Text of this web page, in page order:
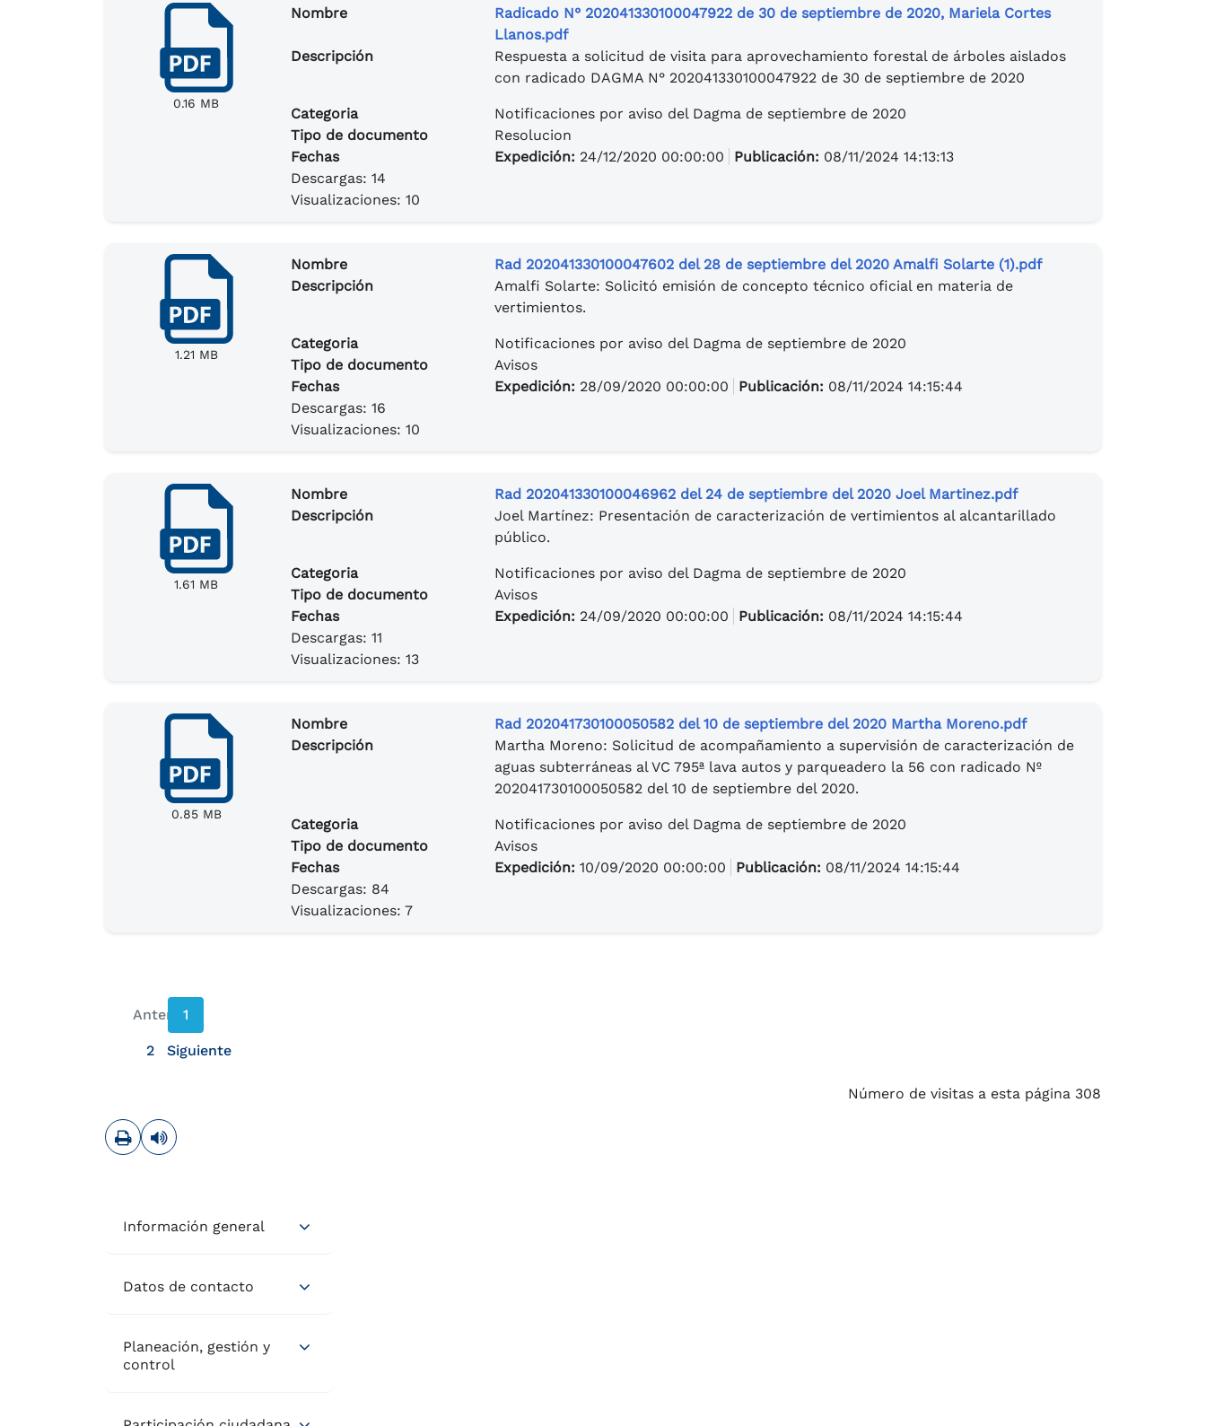
0.16 MB
Nombre
Radicado N° 202041330100047922 de 30 de septiembre de 2020, Mariela Cortes
Llanos.pdf
Descripción
Respuesta a solicitud de visita para aprovechamiento forestal de árboles aislados
con radicado DAGMA N° 202041330100047922 de 30 de septiembre de 2020
Categoria
Notificaciones por aviso del Dagma de septiembre de 2020
Tipo de documento
Resolucion
Fechas
Expedición: 24/12/2020 00:00:00 Publicación: 08/11/2024 14:13:13
Descargas: 14
Visualizaciones: 10
1.21 MB
Nombre
Rad 202041330100047602 del 28 de septiembre del 2020 Amalfi Solarte (1).pdf
Descripción
Amalfi Solarte: Solicitó emisión de concepto técnico oficial en materia de
vertimientos.
Categoria
Notificaciones por aviso del Dagma de septiembre de 2020
Tipo de documento
Avisos
Fechas
Expedición: 28/09/2020 00:00:00 Publicación: 08/11/2024 14:15:44
Descargas: 16
Visualizaciones: 10
1.61 MB
Nombre
Rad 202041330100046962 del 24 de septiembre del 2020 Joel Martinez.pdf
Descripción
Joel Martínez: Presentación de caracterización de vertimientos al alcantarillado
público.
Categoria
Notificaciones por aviso del Dagma de septiembre de 2020
Tipo de documento
Avisos
Fechas
Expedición: 24/09/2020 00:00:00 Publicación: 08/11/2024 14:15:44
Descargas: 11
Visualizaciones: 13
0.85 MB
Nombre
Rad 202041730100050582 del 10 de septiembre del 2020 Martha Moreno.pdf
Descripción
Martha Moreno: Solicitud de acompañamiento a supervisión de caracterización de
aguas subterráneas al VC 795ª lava autos y parqueadero la 56 con radicado Nº
202041730100050582 del 10 de septiembre del 2020.
Categoria
Notificaciones por aviso del Dagma de septiembre de 2020
Tipo de documento
Avisos
Fechas
Expedición: 10/09/2020 00:00:00 Publicación: 08/11/2024 14:15:44
Descargas: 84
Visualizaciones: 7
Anterior
página anterior
1
2 Siguiente
Número de visitas a esta página 308
ImprimirLeer contenido
Información general
Datos de contacto
Planeación, gestión y
control